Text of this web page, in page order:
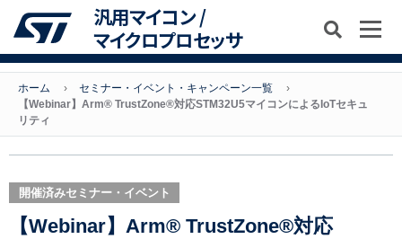
汎用マイコン /
マイクロプロセッサ
ホーム
セミナー・イベント・キャンペーン一覧
【Webinar】Arm® TrustZone®対応STM32U5マイコンによるIoTセキュ
リティ
開催済みセミナー・イベント
【Webinar】Arm® TrustZone®対応